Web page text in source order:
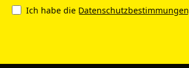
Ich habe die Datenschutzbestimmungen